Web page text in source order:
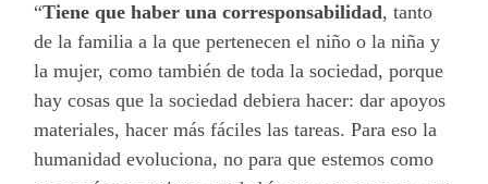
“Tiene que haber una corresponsabilidad, tanto
de la familia a la que pertenecen el niño o la niña y
la mujer, como también de toda la sociedad, porque
hay cosas que la sociedad debiera hacer: dar apoyos
materiales, hacer más fáciles las tareas. Para eso la
humanidad evoluciona, no para que estemos como